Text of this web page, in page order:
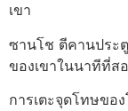
เขา
ซานโช ตีคานประ
ของเขาในนาทีที่ส
การเตะจุดโทษขอ